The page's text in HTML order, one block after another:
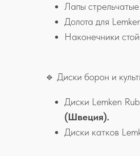
Лапы
Долота для
Наконечники
🔹 Диски борон и
Диски Lemken
(Швеция).
Диски катков